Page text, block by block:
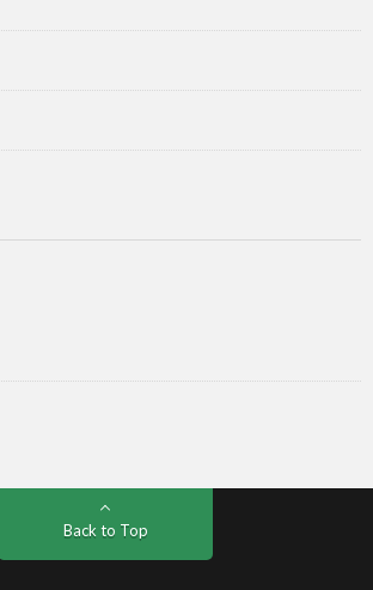
Back to Top